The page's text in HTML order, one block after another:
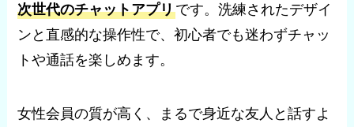
次世代のチャットアプリです。洗練されたデザイ
ンと直感的な操作性で、初心者でも迷わずチャッ
トや通話を楽しめます。
女性会員の質が高く、まるで身近な友人と話すよ